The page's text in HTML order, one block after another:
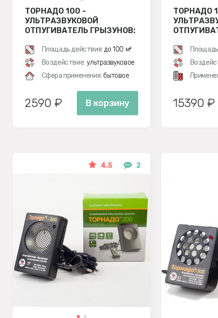
ТОРНАДО 100 -
УЛЬТРАЗВУКОВОЙ
ОТПУГИВАТЕЛЬ ГРЫЗУНОВ:
Площадь действия: до 100 м²
Воздействие: ультразвуковое
Сфера применения: бытовое
2590 ₽ В корзину
ТОРНАДО
15390 ₽
4.5 2